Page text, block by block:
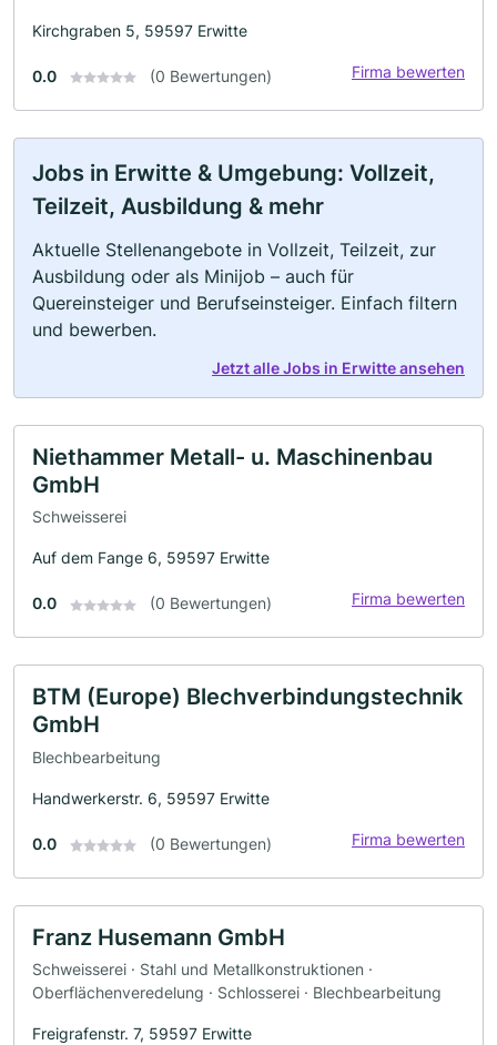
Kirchgraben 5, 59597 Erwitte
0.0 (0 Bewertungen) Firma bewerten
Jobs in Erwitte & Umgebung: Vollzeit,
Teilzeit, Ausbildung & mehr
Aktuelle Stellenangebote in Vollzeit, Teilzeit, zur
Ausbildung oder als Minijob – auch für
Quereinsteiger und Berufseinsteiger. Einfach filtern
und bewerben.
Jetzt alle Jobs in Erwitte ansehen
Niethammer Metall- u. Maschinenbau
GmbH
Schweisserei
Auf dem Fange 6, 59597 Erwitte
0.0 (0 Bewertungen) Firma bewerten
BTM (Europe) Blechverbindungstechnik
GmbH
Blechbearbeitung
Handwerkerstr. 6, 59597 Erwitte
0.0 (0 Bewertungen) Firma bewerten
Franz Husemann GmbH
Schweisserei · Stahl und Metallkonstruktionen ·
Oberflächenveredelung · Schlosserei · Blechbearbeitung
Freigrafenstr. 7, 59597 Erwitte